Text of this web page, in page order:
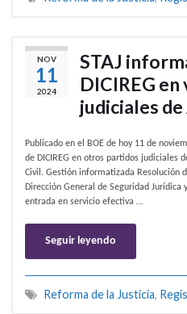
NOV
11
2024
STAJ
DICIREG
judiciales
Publicado en el BOE de hoy 11 de
de DICIREG en otros partidos judiciales
Civil. Gestión informatizada Resolución
Dirección General de Seguridad Jurídica
entrada en servicio efectiva …
Seguir leyendo
Reforma de la Justicia,